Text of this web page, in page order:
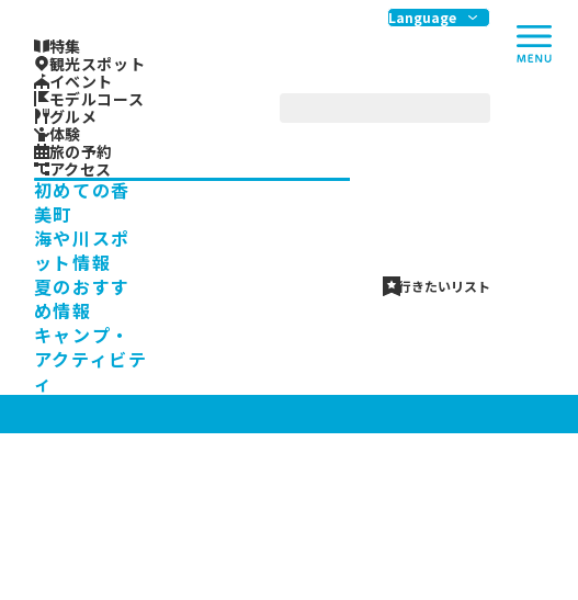
Language
行きたいリスト
特集
観光スポット
イベント
モデルコース
グルメ
体験
旅の予約
アクセス
初めての香
美町
海や川スポ
ット情報
夏のおすす
め情報
キャンプ・
アクティビテ
ィ